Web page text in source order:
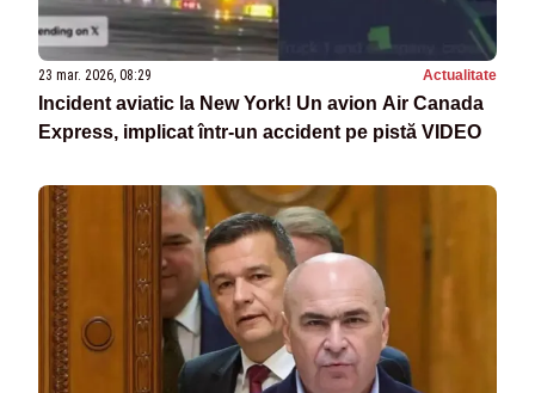
23 mar. 2026, 08:29 Actualitate
Incident aviatic la New York! Un avion Air Canada
Express, implicat într-un accident pe pistă VIDEO